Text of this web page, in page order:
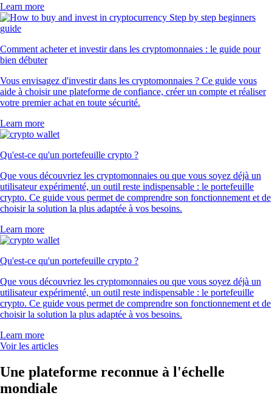
Learn more
Comment acheter et investir dans les cryptomonnaies : le guide pour
bien débuter
Vous envisagez d'investir dans les cryptomonnaies ? Ce guide vous
aide à choisir une plateforme de confiance, créer un compte et réaliser
votre premier achat en toute sécurité.
Learn more
Qu'est-ce qu'un portefeuille crypto ?
Que vous découvriez les cryptomonnaies ou que vous soyez déjà un
utilisateur expérimenté, un outil reste indispensable : le portefeuille
crypto. Ce guide vous permet de comprendre son fonctionnement et de
choisir la solution la plus adaptée à vos besoins.
Learn more
Qu'est-ce qu'un portefeuille crypto ?
Que vous découvriez les cryptomonnaies ou que vous soyez déjà un
utilisateur expérimenté, un outil reste indispensable : le portefeuille
crypto. Ce guide vous permet de comprendre son fonctionnement et de
choisir la solution la plus adaptée à vos besoins.
Learn more
Voir les articles
Une plateforme reconnue à l'échelle
mondiale